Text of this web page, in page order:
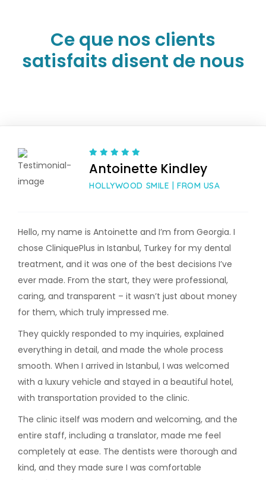
Ce que nos clients
satisfaits disent de nous
Antoinette Kindley
HOLLYWOOD SMILE | FROM USA
Hello, my name is Antoinette and I’m from Georgia. I
chose CliniquePlus in Istanbul, Turkey for my dental
treatment, and it was one of the best decisions I’ve
ever made. From the start, they were professional,
caring, and transparent – it wasn’t just about money
for them, which truly impressed me.
They quickly responded to my inquiries, explained
everything in detail, and made the whole process
smooth. When I arrived in Istanbul, I was welcomed
with a luxury vehicle and stayed in a beautiful hotel,
with transportation provided to the clinic.
The clinic itself was modern and welcoming, and the
entire staff, including a translator, made me feel
completely at ease. The dentists were thorough and
kind, and they made sure I was comfortable